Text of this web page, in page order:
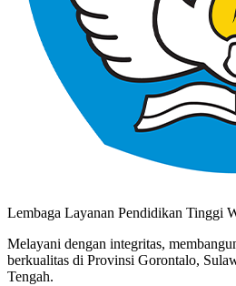
Lembaga Layanan Pendidikan Tinggi
Melayani dengan integritas,
berkualitas di Provinsi Gorontalo,
Tengah.